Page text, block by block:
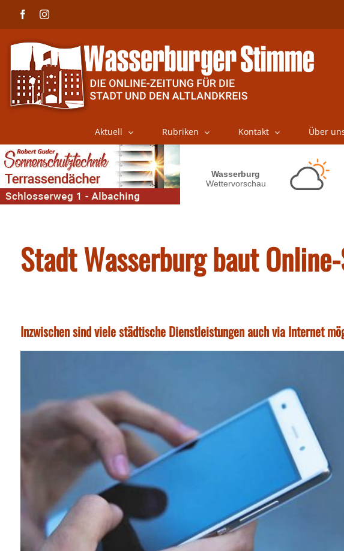
FacebookInstagram
Aktuell Rubriken Kontakt Über
Stadt Wasserburg baut
Inzwischen sind viele städtische Dienstleistungen auch via Internet